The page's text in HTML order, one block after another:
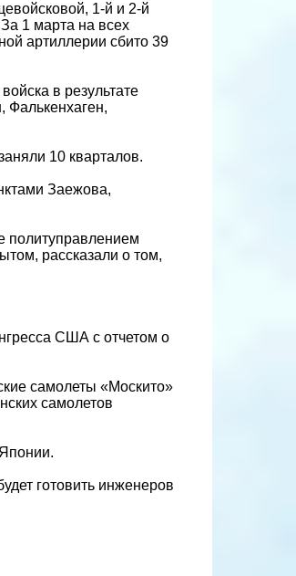
1-й и 2-й
1 марта на всех
артиллерии сбито 39
в результате
Фалькенхаген,
10 кварталов.
Заежова,
политуправлением
рассказали о том,
США с отчетом о
самолеты «Москито»
самолетов
готовить инженеров